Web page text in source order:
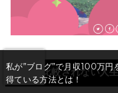
他人と比較されない人
私が”ブログ”で月収100万円
得ている方法とは！